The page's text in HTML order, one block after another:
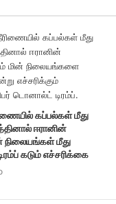
கப்பல்கள் மீது
ஈரானின்
நிலையங்கள் மீது
கடும் எச்சரிக்கை